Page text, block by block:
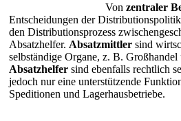
Von zentraler
Entscheidungen der
den Distributionsprozess
Absatzhelfer. Absatzmittler sind
selbständige Organe, z. B.
Absatzhelfer sind ebenfalls rechtlich
jedoch nur eine unterstützende
Speditionen und Lagerhausbetriebe.